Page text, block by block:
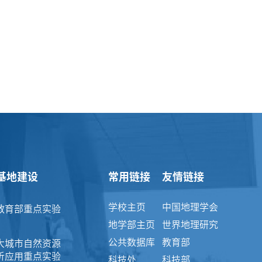
地建设
育部重点实验
城市自然资源
应用重点实验
常用链接
学校主页
地学部主页
公共数据库
科技处
友情链接
中国地理学会
世界地理研究
教育部
科技部